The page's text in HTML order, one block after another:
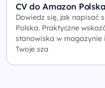
CV do Amazon
Dowiedz się, jak napisać
Polska. Praktyczne
stanowiska w magazynie
Twoje sza